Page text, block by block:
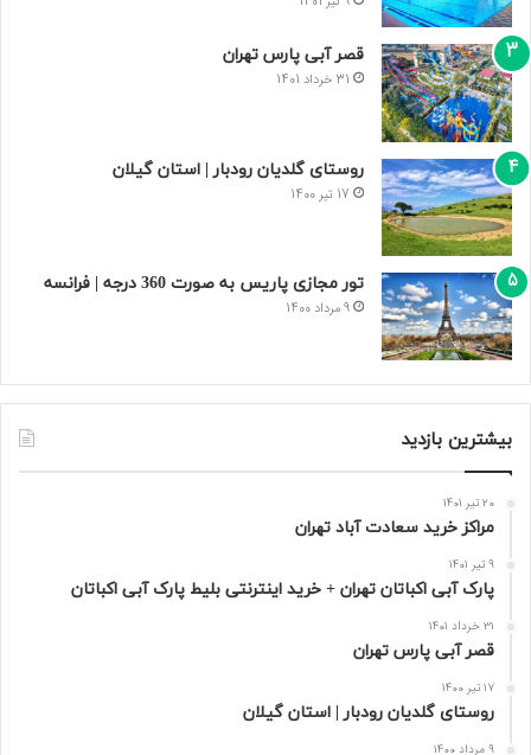
قصر آبی پارس تهران
31 خرداد 1401
روستای گلدیان رودبار | استان گیلان
17 تیر 1400
تور مجازی پاریس به صورت 360 درجه | فرانسه
9 مرداد 1400
بیشترین بازدید
20 تیر 1401
مراکز خرید سعادت‌ آباد تهران
9 تیر 1401
پارک آبی اکباتان تهران + خرید اینترنتی بلیط پارک آبی اکباتان
31 خرداد 1401
قصر آبی پارس تهران
17 تیر 1400
روستای گلدیان رودبار | استان گیلان
9 مرداد 1400